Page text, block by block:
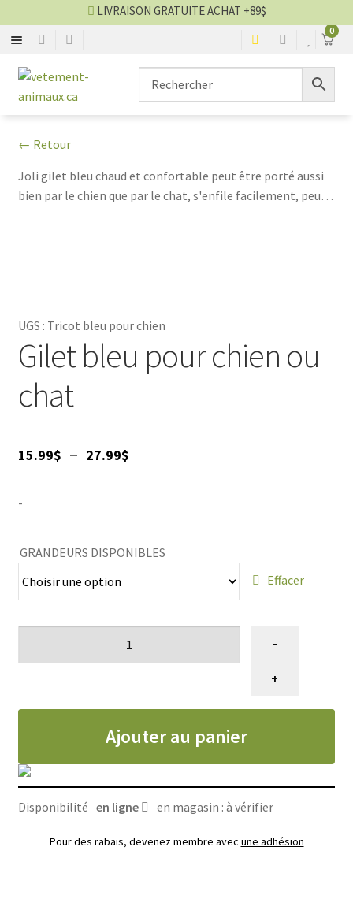
0
Aller
à
Aller
au
LIVRAISON GRATUITE ACHAT +89$
SACS
ROBES ▼
BIJOUX
VENTES
← Retour
Joli gilet bleu chaud et confortable peut être porté aussi
bien par le chien que par le chat, s'enfile facilement, peut-
UGS : Tricot bleu pour chien
Gilet bleu pour chien ou
chat
15.99$ – 27.99$Plage
à
27.99$
-
GRANDEURS DISPONIBLES
Effacer
Tricot
pour
-
+
Ajouter au panier
Disponibilité en ligne en magasin : à vérifier
Pour des rabais, devenez membre avec une adhésion